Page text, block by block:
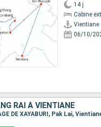
14 j
Cabine
Vientiane
06/10/
RAI À VIENTIANE
DE XAYABURI, Pak Lai,